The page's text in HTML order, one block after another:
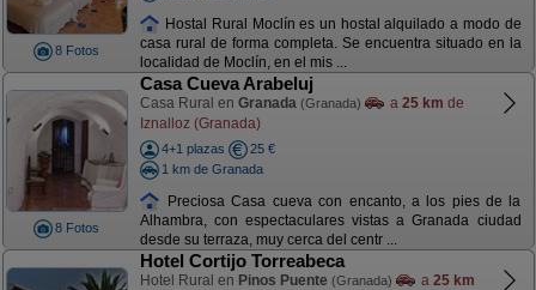
8 Fotos
Hostal Rural Moclín es un hostal alquilado a modo de
casa rural de forma completa. Se encuentra situado en la
localidad de Moclín, en el mis ...
8 Fotos
Casa Cueva Arabeluj
Casa Rural en Granada (Granada) a 25 km de
Iznalloz (Granada)
4+1 plazas
25 €
1 km de Granada
Preciosa Casa cueva con encanto, a los pies de la
Alhambra, con espectaculares vistas a Granada ciudad
desde su terraza, muy cerca del centr ...
Hotel Cortijo Torreabeca
Hotel Rural en Pinos Puente (Granada) a 25 km